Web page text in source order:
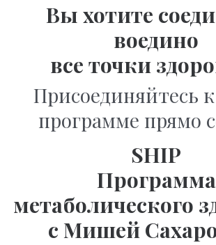
Вы хотите
воедино
все точки
Присоединяйтесь
программе прямо
SHIP
Программа
метаболического
с Мишей